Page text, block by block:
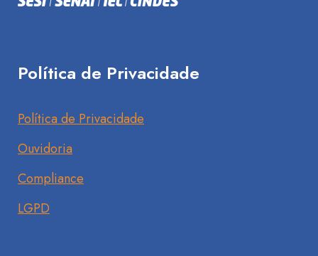
Política de Privacidade
Política de Privacidade
Ouvidoria
Compliance
LGPD